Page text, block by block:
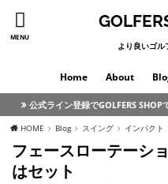
MENU
より良いゴル
Home About
公式ライン登録でGOLFERS
HOME Blog スイング インパクト
フェースローテーシ
はセット